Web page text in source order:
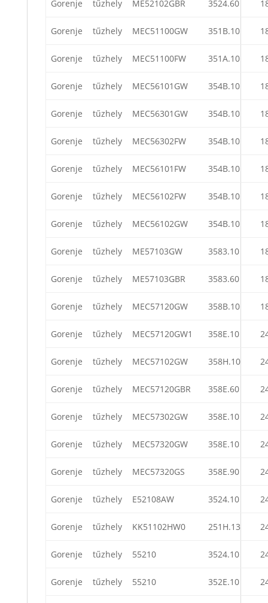
Gorenje tűzhely ME52102GBR 3524.60
Gorenje tűzhely MEC51100GW 351B.10
Gorenje tűzhely MEC51100FW 351A.10
Gorenje tűzhely MEC56101GW 354B.10
Gorenje tűzhely MEC56301GW 354B.10
Gorenje tűzhely MEC56302FW 354B.10
Gorenje tűzhely MEC56101FW 354B.10
Gorenje tűzhely MEC56102FW 354B.10
Gorenje tűzhely MEC56102GW 354B.10
Gorenje tűzhely ME57103GW 3583.10
Gorenje tűzhely ME57103GBR 3583.60
Gorenje tűzhely MEC57120GW 358B.10
Gorenje tűzhely MEC57120GW1 358E.10
Gorenje tűzhely MEC57102GW 358H.10
Gorenje tűzhely MEC57120GBR 358E.60
Gorenje tűzhely MEC57302GW 358E.10
Gorenje tűzhely MEC57320GW 358E.10
Gorenje tűzhely MEC57320GS 358E.90
Gorenje tűzhely E52108AW 3524.10
Gorenje tűzhely KK51102HW0 251H.13
Gorenje tűzhely 55210 3524.10
Gorenje tűzhely 55210 352E.10